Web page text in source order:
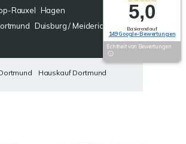
Rauxel Hagen
Duisburg / Meiderich
Hauskauf Dortmund
5,0
Basierend auf
149 Google-Bewertungen
Echtheit von Bewertungen